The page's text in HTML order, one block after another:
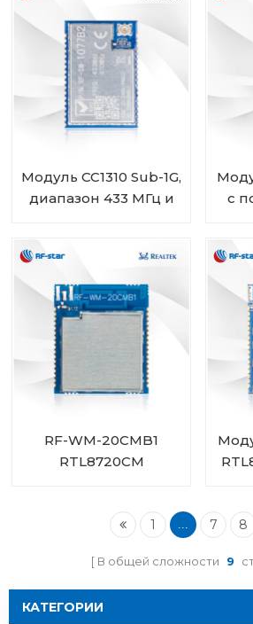
Модуль CC1310 Sub-1G,
диапазон 433 МГц и
с
RF-WM-20CMB1
RTL8720CM
1 ... 7 8
В общей сложности 9
КАТЕГОРИИ